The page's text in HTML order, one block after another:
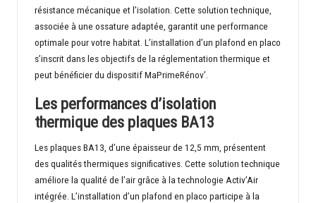
résistance mécanique et l’isolation. Cette solution technique,
associée à une ossature adaptée, garantit une performance
optimale pour votre habitat. L’installation d’un plafond en placo
s’inscrit dans les objectifs de la réglementation thermique et
peut bénéficier du dispositif MaPrimeRénov’.
Les performances d’isolation
thermique des plaques BA13
Les plaques BA13, d’une épaisseur de 12,5 mm, présentent
des qualités thermiques significatives. Cette solution technique
améliore la qualité de l’air grâce à la technologie Activ’Air
intégrée. L’installation d’un plafond en placo participe à la